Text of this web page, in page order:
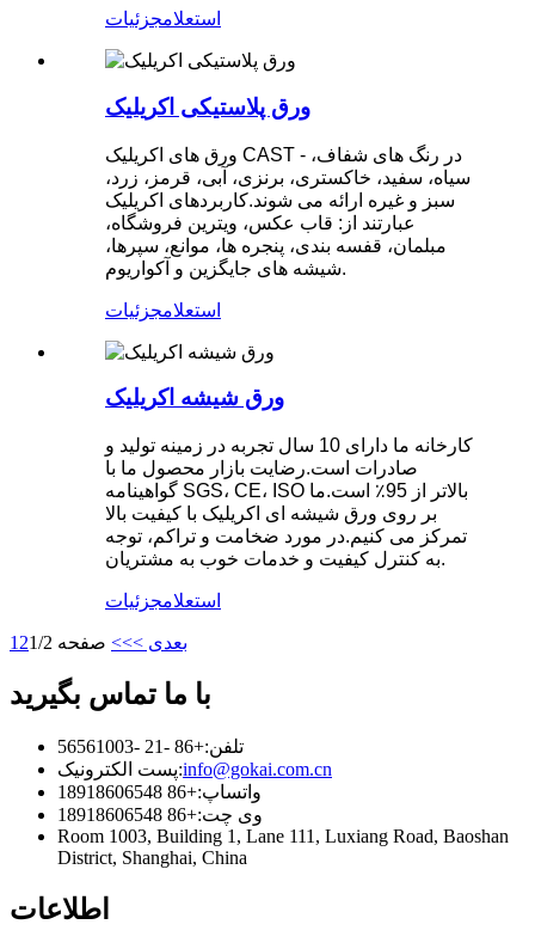
استعلامجزئیات
ورق پلاستیکی اکریلیک
ورق های اکریلیک CAST - در رنگ های شفاف،
سیاه، سفید، خاکستری، برنزی، آبی، قرمز، زرد،
سبز و غیره ارائه می شوند.کاربردهای اکریلیک
عبارتند از: قاب عکس، ویترین فروشگاه،
مبلمان، قفسه بندی، پنجره ها، موانع، سپرها،
شیشه های جایگزین و آکواریوم.
استعلامجزئیات
ورق شیشه اکریلیک
کارخانه ما دارای 10 سال تجربه در زمینه تولید و
صادرات است.رضایت بازار محصول ما با
گواهینامه SGS، CE، ISO بالاتر از 95٪ است.ما
بر روی ورق شیشه ای اکریلیک با کیفیت بالا
تمرکز می کنیم.در مورد ضخامت و تراکم، توجه
به کنترل کیفیت و خدمات خوب به مشتریان.
استعلامجزئیات
1 2 بعدی >>> صفحه 1/2
با ما تماس بگیرید
تلفن:+86 -21 -56561003
پست الکترونیک:info@gokai.com.cn
واتساپ:+86 18918606548
وی چت:+86 18918606548
Room 1003, Building 1, Lane 111, Luxiang Road, Baoshan
District, Shanghai, China
اطلاعات